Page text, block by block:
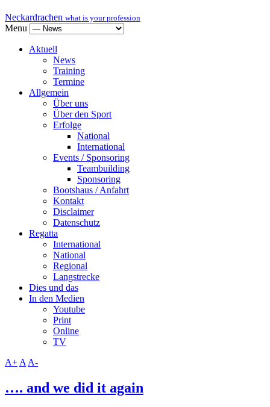
Neckardrachen what is your profession
Menu
Aktuell
News
Training
Termine
Allgemein
Über uns
Über den Sport
Erfolge
National
International
Events / Sponsoring
Teambuilding
Sponsoring
Bootshaus / Anfahrt
Kontakt
Disclaimer
Datenschutz
Regatta
International
National
Regional
Langstrecke
Dies und das
In den Medien
Youtube
Print
Online
TV
A+ A A-
…. and we did it again